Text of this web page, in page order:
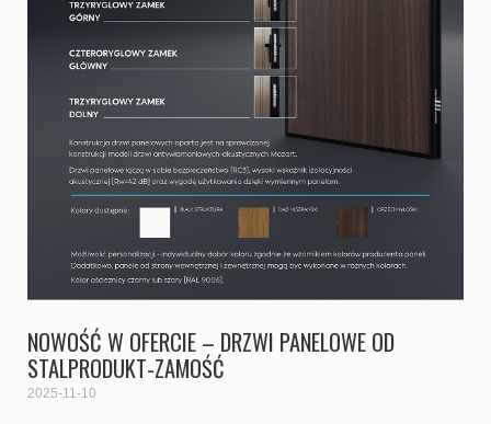
NOWOŚĆ W OFERCIE – DRZWI PANELOWE OD
STALPRODUKT-ZAMOŚĆ
2025-11-10